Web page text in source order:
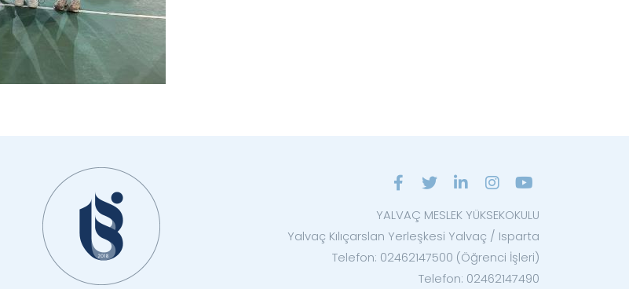
YALVAÇ MESLEK YÜKSEKOKULU
Yalvaç Kılıçarslan Yerleşkesi Yalvaç / Isparta
Telefon: 02462147500 (Öğrenci İşleri)
Telefon: 02462147490